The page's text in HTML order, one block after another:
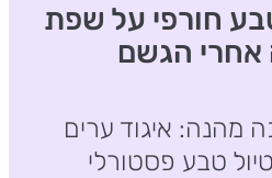
חורפי על שפת
הגשם
מהנה: איגוד ערים
טבע פסטורלי